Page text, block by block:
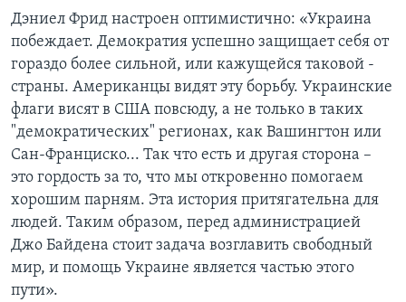
Дэниел Фрид настроен оптимистично: «Украина
побеждает. Демократия успешно защищает себя от
гораздо более сильной, или кажущейся таковой -
страны. Американцы видят эту борьбу. Украинские
флаги висят в США повсюду, а не только в таких
"демократических" регионах, как Вашингтон или
Сан-Франциско... Так что есть и другая сторона –
это гордость за то, что мы откровенно помогаем
хорошим парням. Эта история притягательна для
людей. Таким образом, перед администрацией
Джо Байдена стоит задача возглавить свободный
мир, и помощь Украине является частью этого
пути».